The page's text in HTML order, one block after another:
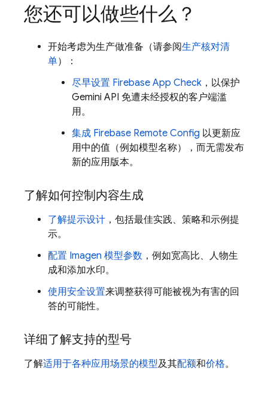
您还可以做些什么？
开始考虑为生产做准备（请参阅生产核对清
单）：
尽早设置 Firebase App Check ，以保护
Gemini API 免遭未经授权的客户端滥
用。
集成 Firebase Remote Config 以更新应
用中的值（例如模型名称），而无需发布
新的应用版本。
了解如何控制内容生成
了解提示设计 ，包括最佳实践、策略和示例提
示。
配置 Imagen 模型参数 ，例如宽高比、人物生
成和添加水印。
使用安全设置来调整获得可能被视为有害的回
答的可能性。
详细了解支持的型号
了解适用于各种应用场景的模型及其配额和价格。